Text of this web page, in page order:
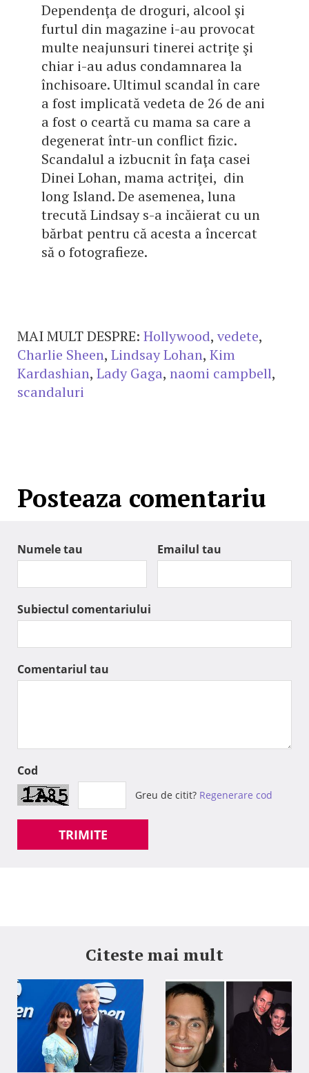
Dependenţa de droguri, alcool şi
furtul din magazine i-au provocat
multe neajunsuri tinerei actriţe şi
chiar i-au adus condamnarea la
închisoare. Ultimul scandal în care
a fost implicată vedeta de 26 de ani
a fost o ceartă cu mama sa care a
degenerat într-un conflict fizic.
Scandalul a izbucnit în faţa casei
Dinei Lohan, mama actriţei, din
long Island. De asemenea, luna
trecută Lindsay s-a incăierat cu un
bărbat pentru că acesta a încercat
să o fotografieze.
MAI MULT DESPRE: Hollywood, vedete,
Charlie Sheen, Lindsay Lohan, Kim
Kardashian, Lady Gaga, naomi campbell,
scandaluri
Posteaza comentariu
Numele tau Emailul tau
Subiectul comentariului
Comentariul tau
Cod
Greu de citit? Regenerare cod
TRIMITE
Citeste mai mult